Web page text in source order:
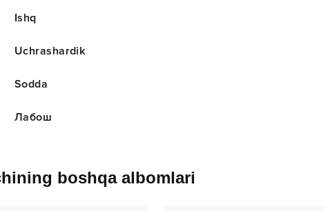
Ishq
Uchrashardik
Sodda
Лабош
boshqa albomlari